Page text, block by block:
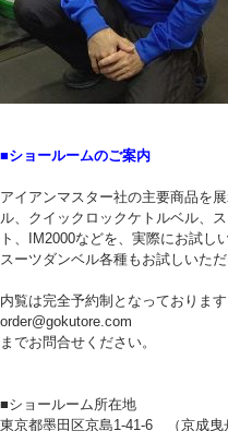
■ショールームのご案内
アイアンマスター社の主要商品を
ル、クイックロックケトルベル、
ト、IM2000などを、実際にお試し
スーツダンベル各種もお試しいただ
内覧は完全予約制となっております
order@gokutore.com
までお問合せください。
■ショールーム所在地
東京都墨田区京島1-41-6 （京成